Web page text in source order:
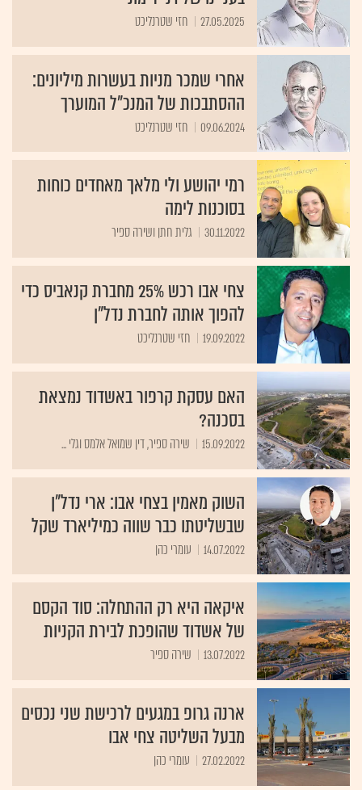
27.05.2025 חזי שטרנליכט
אחרי שמכר מניות בעשרות מיליונים:
ההסתבכות של המנכ"ל המוערך
09.06.2024 חזי שטרנליכט
רמי יהושע ולי מלאך מאחדים כוחות
בסוכנות לימה
30.11.2022 גלית חתן ושירה ספיר
צחי אבו רכש 25% מחברת קנאביס כדי
להפוך אותה לחברת נדל"ן
19.09.2022 חזי שטרנליכט
האם עסקת קרפור באשדוד נמצאת
בסכנה?
15.09.2022 שירה ספיר, דין שמואל אלמס וגלי ...
השוק מאמין בצחי אבו: ארי נדל"ן
שבשליטתו כבר שווה כמיליארד שקל
14.07.2022 עומרי כהן
איקאה היא רק ההתחלה: סוד הקסם
של אשדוד שהופכת לבירת הקניות
13.07.2022 שירה ספיר
ארנה גרופ במגעים לרכישת שני נכסים
מבעל השליטה צחי אבו
27.02.2022 עומרי כהן